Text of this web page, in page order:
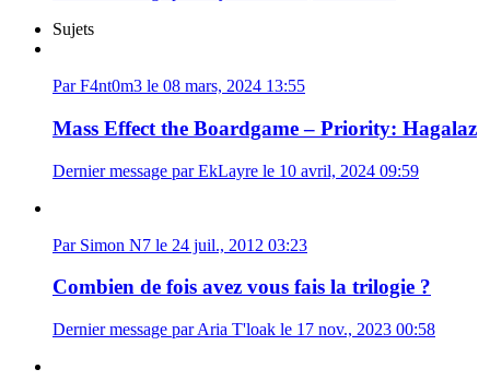
Sujets
Par F4nt0m3 le 08 mars, 2024 13:55
Mass Effect the Boardgame – Priority: Hagalaz
Dernier message par EkLayre le 10 avril, 2024 09:59
Par Simon N7 le 24 juil., 2012 03:23
Combien de fois avez vous fais la trilogie ?
Dernier message par Aria T'loak le 17 nov., 2023 00:58